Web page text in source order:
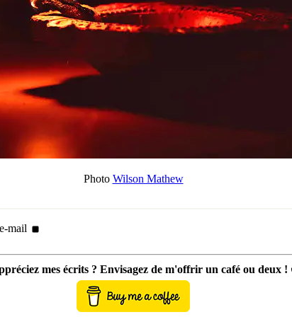
Photo Wilson Mathew
mail
mes écrits ? Envisagez de m'offrir un café ou deux !